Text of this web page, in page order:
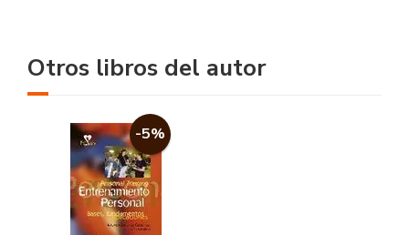
Otros libros del autor
-5%